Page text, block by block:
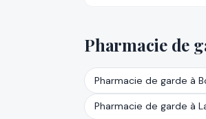
Pharmacie de
Pharmacie de garde à
Pharmacie de garde à